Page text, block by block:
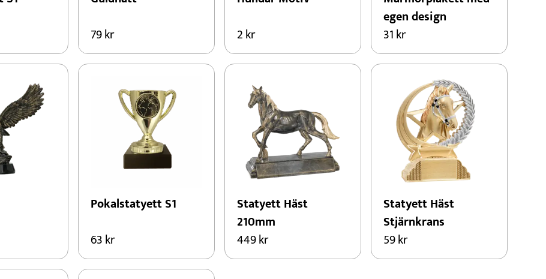
79kr
2kr
egen design
31kr
Pokalstatyett S1
63kr
Statyett Häst
210mm
449kr
Statyett Häst
Stjärnkrans
59kr